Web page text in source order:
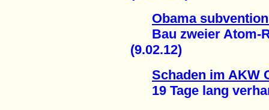
Obama
Bau zweier Atom-
(9.02.12)
Schaden im AKW
19 Tage lang